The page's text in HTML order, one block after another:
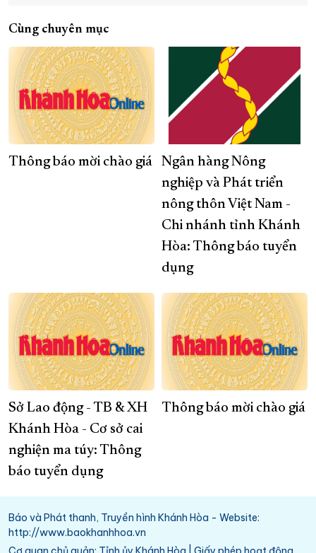
Cùng chuyên mục
Thông báo mời chào giá
Ngân hàng Nông
nghiệp và Phát triển
nông thôn Việt Nam -
Chi nhánh tỉnh Khánh
Hòa: Thông báo tuyển
dụng
Sở Lao động - TB & XH
Khánh Hòa - Cơ sở cai
nghiện ma túy: Thông
báo tuyển dụng
Thông báo mời chào giá
Báo và Phát thanh, Truyền hình Khánh Hòa - Website:
http://www.baokhanhhoa.vn